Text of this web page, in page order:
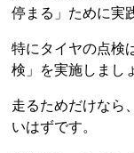
停まる」ために実
特にタイヤの点検
検」を実施しまし
走るためだけなら
いはずです。